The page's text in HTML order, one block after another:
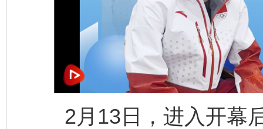
2月13日，进入开幕后